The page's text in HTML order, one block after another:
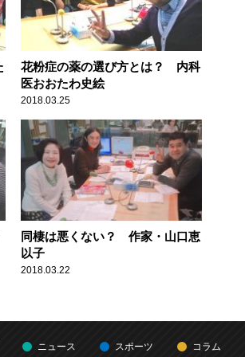
花粉症の薬の選び方とは？ 内科
医おおたわ史絵
2018.03.25
同棲は悪くない？ 作家・山口恵
以子
2018.03.22
ニュース スポーツ コラム